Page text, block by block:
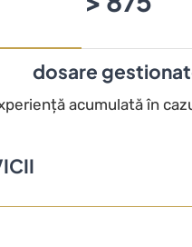
dosare
acumulată în